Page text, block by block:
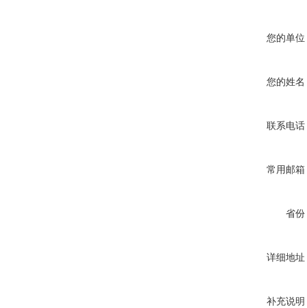
您的单位
您的姓名
联系电话
常用邮箱
省份
详细地址
补充说明